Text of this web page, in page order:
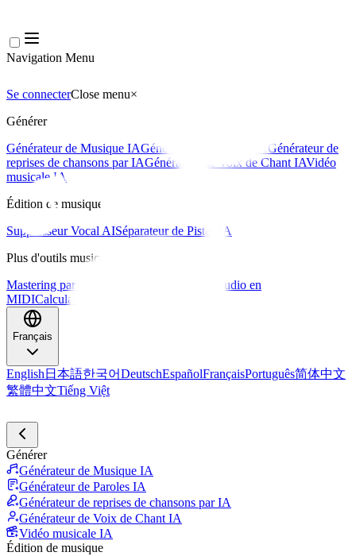
Navigation Menu
Se connecterClose menu×
Générer
Générateur de Musique IAGénérateur de Paroles IA Générateur de
reprises de chansons par IAGénérateur de Voix de Chant IAVidéo
musicale IA
Édition de musique
Suppresseur Vocal AISéparateur de Pistes IA
Plus d'outils musicaux
Mastering par IA
IA Audio en
MIDICalculateur de BPM
Français
English 日本語한국어DeutschEspañolFrançaisPortuguês简体中文
繁體中文Tiếng Việt
Générer
Générateur de Musique IA
Générateur de Paroles IA
Générateur de reprises de chansons par IA
Générateur de Voix de Chant IA
Vidéo musicale IA
Édition de musique